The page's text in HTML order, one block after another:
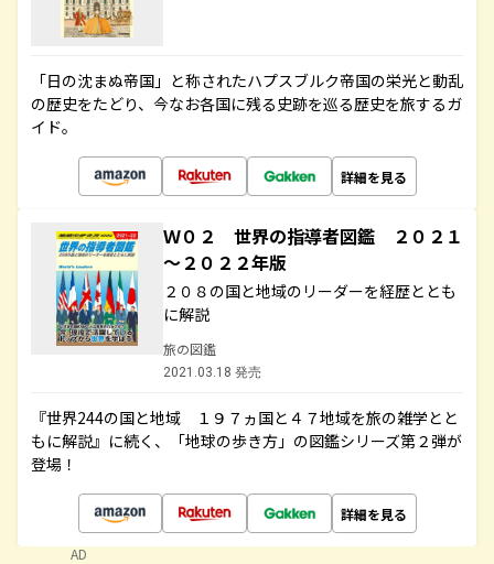
「日の沈まぬ帝国」と称されたハプスブルク帝国の栄光と動乱
の歴史をたどり、今なお各国に残る史跡を巡る歴史を旅するガ
イド。
詳細を見る
Ｗ０２ 世界の指導者図鑑 ２０２１
～２０２２年版
２０８の国と地域のリーダーを経歴ととも
に解説
旅の図鑑
2021.03.18 発売
『世界244の国と地域 １９７ヵ国と４７地域を旅の雑学とと
もに解説』に続く、「地球の歩き方」の図鑑シリーズ第２弾が
登場！
詳細を見る
AD